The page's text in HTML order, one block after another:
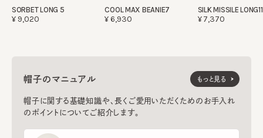
SORBET LONG 5
¥9,020
COOL MAX BEANIE7
¥6,930
SILK MISSILE LONG11
¥7,370
帽子のマニュアル
帽子に関する基礎知識や、長くご愛用いただくためのお手入れ
のポイントについてご紹介します。
もっと見る